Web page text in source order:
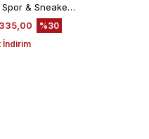
Mocassini Erkek Spor & Sneaker Ayakkabı D2506X
İndirim
%30